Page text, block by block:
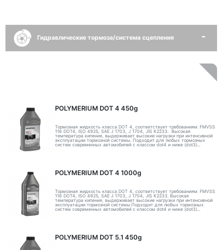
Гидравлические тормоза/система сцепления
POLYMERIUM DOT 4 450g
Тормозная жидкость класса DOT 4, соответствует требованиям: FMVSS
116 DOT4, ISO 4925, SAE J 1703, J 1704, JIS K2233. Высокая
температура кипения, выдерживает высокие нагрузки при интенсивной
эксплуатации тормозной системы. Подходит для любых тормозных
систем современных автомобилей с классом dot4 и ниже (dot3)...
POLYMERIUM DOT 4 1000g
Тормозная жидкость класса DOT 4, соответствует требованиям: FMVSS
116 DOT4, ISO 4925, SAE J 1703, J 1704, JIS K2233. Высокая
температура кипения, выдерживает высокие нагрузки при интенсивной
эксплуатации тормозной системы.Подходит для любых тормозных
систем современных автомобилей с классом dot4 и ниже (dot3)...
POLYMERIUM DOT 5.1 450g